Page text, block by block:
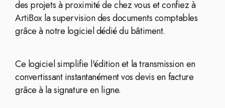
des projets à proximité de chez vous et confiez à
ArtiBox la supervision des documents comptables
grâce à notre logiciel dédié du bâtiment.
Ce logiciel simplifie l'édition et la transmission en
convertissant instantanément vos devis en facture
grâce à la signature en ligne.